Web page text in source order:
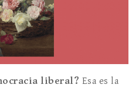
liberal? Esa es la